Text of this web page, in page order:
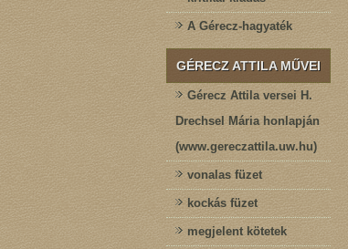
A Gérecz-hagyaték
GÉRECZ ATTILA MŰVEI
Gérecz Attila versei H.
Drechsel Mária honlapján
(www.gereczattila.uw.hu)
vonalas füzet
kockás füzet
megjelent kötetek